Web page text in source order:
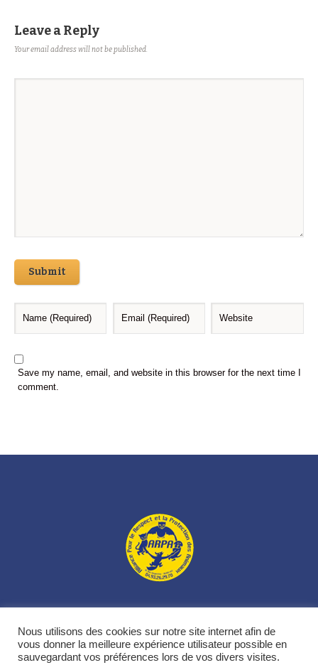
Leave a Reply
Your email address will not be published.
Submit
Save my name, email, and website in this browser for the next time I
comment.
L’association Nos animaux Nos actions
Nous soutenir
Contacts
Nous utilisons des cookies sur notre site internet afin de
vous donner la meilleure expérience utilisateur possible en
sauvegardant vos préférences lors de vos divers visites.